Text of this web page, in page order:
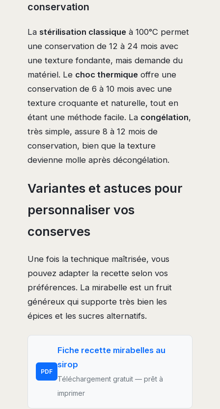
conservation
La stérilisation classique à 100°C permet
une conservation de 12 à 24 mois avec
une texture fondante, mais demande du
matériel. Le choc thermique offre une
conservation de 6 à 10 mois avec une
texture croquante et naturelle, tout en
étant une méthode facile. La congélation,
très simple, assure 8 à 12 mois de
conservation, bien que la texture
devienne molle après décongélation.
Variantes et astuces pour
personnaliser vos
conserves
Une fois la technique maîtrisée, vous
pouvez adapter la recette selon vos
préférences. La mirabelle est un fruit
généreux qui supporte très bien les
épices et les sucres alternatifs.
PDF
Fiche recette mirabelles au
sirop
Téléchargement gratuit — prêt à
imprimer